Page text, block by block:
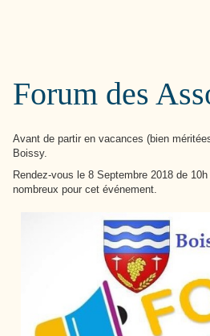
Bienvenue à
Boissy le
Forum des
Avant de partir en vacances (bien
Boissy.
Rendez-vous le 8 Septembre 2018 de
nombreux pour cet événement.